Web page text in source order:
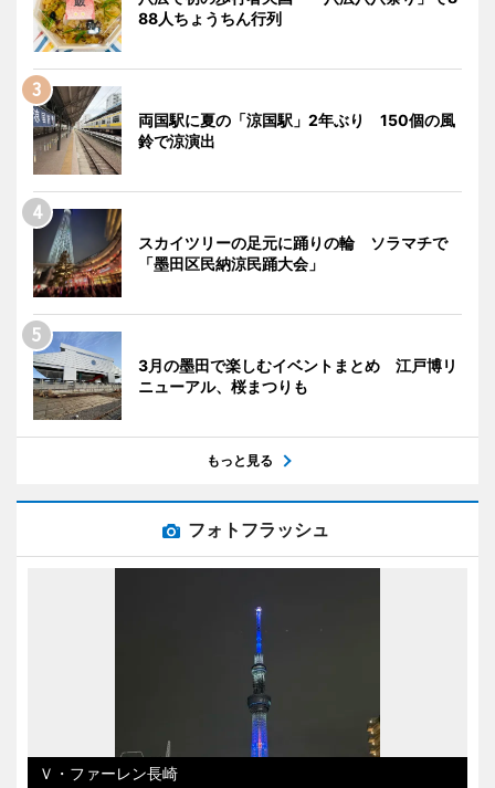
88人ちょうちん行列
両国駅に夏の「涼国駅」2年ぶり 150個の風
鈴で涼演出
スカイツリーの足元に踊りの輪 ソラマチで
「墨田区民納涼民踊大会」
3月の墨田で楽しむイベントまとめ 江戸博リ
ニューアル、桜まつりも
もっと見る
フォトフラッシュ
Ｖ・ファーレン長崎